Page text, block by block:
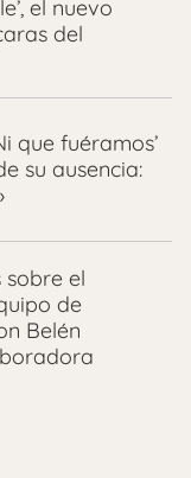
el nuevo
del
que fuéramos’
su ausencia:
sobre el
de
Belén